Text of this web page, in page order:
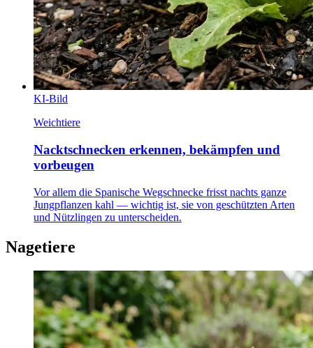
KI-Bild
Weichtiere
Nacktschnecken erkennen, bekämpfen und
vorbeugen
Vor allem die Spanische Wegschnecke frisst nachts ganze
Jungpflanzen kahl — wichtig ist, sie von geschützten Arten
und Nützlingen zu unterscheiden.
Nagetiere